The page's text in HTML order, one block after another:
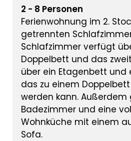
2 - 8 Personen
Ferienwohnung im 2.
getrennten
Schlafzimmer verfügt
Doppelbett und das
über ein Etagenbett und
das zu einem
werden kann. Außerdem
Badezimmer und eine
Wohnküche mit einem
Sofa.